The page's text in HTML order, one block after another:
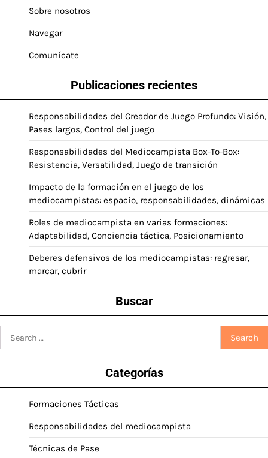
Sobre nosotros
Navegar
Comunícate
Publicaciones recientes
Responsabilidades del Creador de Juego Profundo: Visión,
Pases largos, Control del juego
Responsabilidades del Mediocampista Box-To-Box:
Resistencia, Versatilidad, Juego de transición
Impacto de la formación en el juego de los
mediocampistas: espacio, responsabilidades, dinámicas
Roles de mediocampista en varias formaciones:
Adaptabilidad, Conciencia táctica, Posicionamiento
Deberes defensivos de los mediocampistas: regresar,
marcar, cubrir
Buscar
for:
Categorías
Formaciones Tácticas
Responsabilidades del mediocampista
Técnicas de Pase